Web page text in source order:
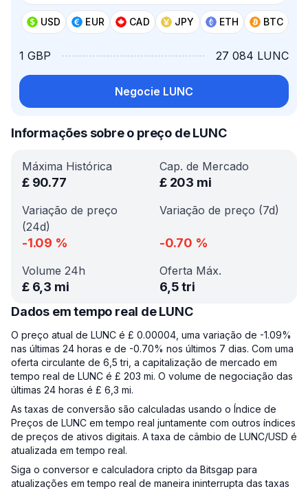
USD EUR CAD JPY ETH BTC
1 GBP 27 084 LUNC
Negocie LUNC
Informações sobre o preço de LUNC
Máxima Histórica
£ 90.77
Cap. de Mercado
£ 203 mi
Variação de preço
(24d)
-1.09 %
Variação de preço (7d)
-0.70 %
Volume 24h
£ 6,3 mi
Oferta Máx.
6,5 tri
Dados em tempo real de LUNC
O preço atual de LUNC é £ 0.00004, uma variação de -1.09%
nas últimas 24 horas e de -0.70% nos últimos 7 dias. Com uma
oferta circulante de 6,5 tri, a capitalização de mercado em
tempo real de LUNC é £ 203 mi. O volume de negociação das
últimas 24 horas é £ 6,3 mi.
As taxas de conversão são calculadas usando o Índice de
Preços de LUNC em tempo real juntamente com outros índices
de preços de ativos digitais. A taxa de câmbio de LUNC/USD é
atualizada em tempo real.
Siga o conversor e calculadora cripto da Bitsgap para
atualizações em tempo real de maneira ininterrupta das taxas